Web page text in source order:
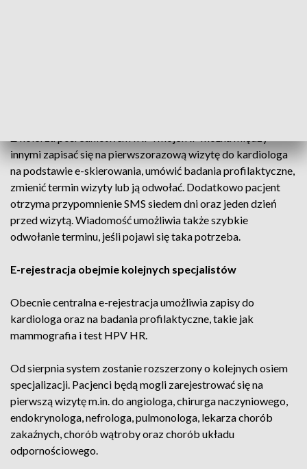
innymi zapisać się na pierwszorazową wizytę do kardiologa
na podstawie e-skierowania, umówić badania profilaktyczne,
zmienić termin wizyty lub ją odwołać. Dodatkowo pacjent
otrzyma przypomnienie SMS siedem dni oraz jeden dzień
przed wizytą. Wiadomość umożliwia także szybkie
odwołanie terminu, jeśli pojawi się taka potrzeba.
E-rejestracja obejmie kolejnych specjalistów
Obecnie centralna e-rejestracja umożliwia zapisy do
kardiologa oraz na badania profilaktyczne, takie jak
mammografia i test HPV HR.
Od sierpnia system zostanie rozszerzony o kolejnych osiem
specjalizacji. Pacjenci będą mogli zarejestrować się na
pierwszą wizytę m.in. do angiologa, chirurga naczyniowego,
endokrynologa, nefrologa, pulmonologa, lekarza chorób
zakaźnych, chorób wątroby oraz chorób układu
odpornościowego.